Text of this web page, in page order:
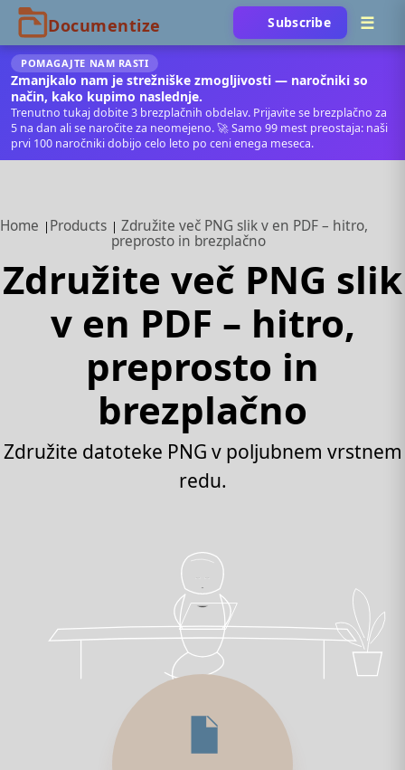
Subscribe
POMAGAJTE NAM RASTI
Zmanjkalo nam je strežniške zmogljivosti — naročniki so
način, kako kupimo naslednje.
Trenutno tukaj dobite 3 brezplačnih obdelav. Prijavite se brezplačno za
5 na dan ali se naročite za neomejeno. 🚀 Samo 99 mest preostaja: naši
prvi 100 naročniki dobijo celo leto po ceni enega meseca.
Home Products
Združite več PNG slik v en PDF – hitro,
preprosto in brezplačno
Združite več PNG slik
v en PDF – hitro,
preprosto in
brezplačno
Združite datoteke PNG v poljubnem vrstnem
redu.